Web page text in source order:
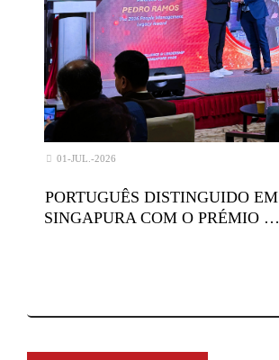
01-JUL.-2026
PORTUGUÊS DISTINGUIDO EM
SINGAPURA COM O PRÉMIO …